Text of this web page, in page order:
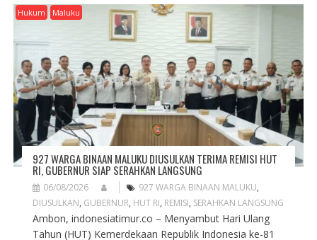
Hukum Maluku
927 WARGA BINAAN MALUKU DIUSULKAN TERIMA REMISI HUT
RI, GUBERNUR SIAP SERAHKAN LANGSUNG
06/08/2026 927 WARGA BINAAN MALUKU,
DIUSULKAN, GUBERNUR, HUT RI, REMISI, SERAHKAN LANGSUNG
Ambon, indonesiatimur.co – Menyambut Hari Ulang
Tahun (HUT) Kemerdekaan Republik Indonesia ke-81